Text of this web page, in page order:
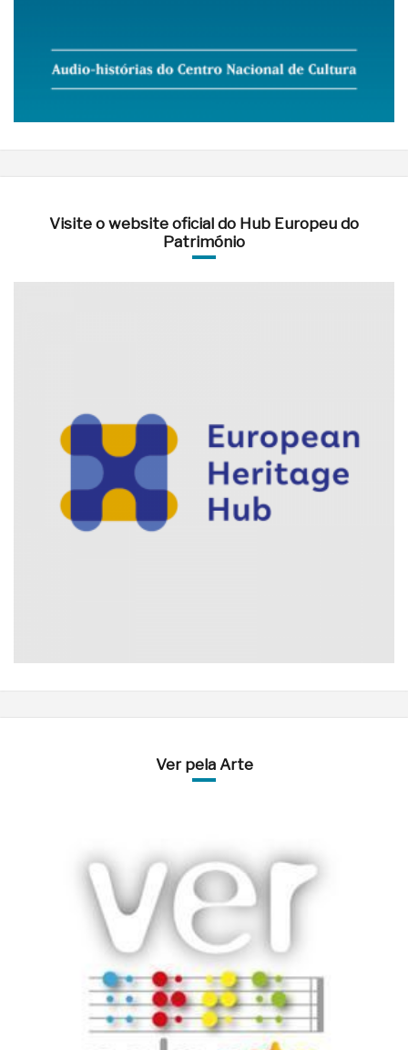
Visite o website oficial do Hub Europeu do
Património
Ver pela Arte